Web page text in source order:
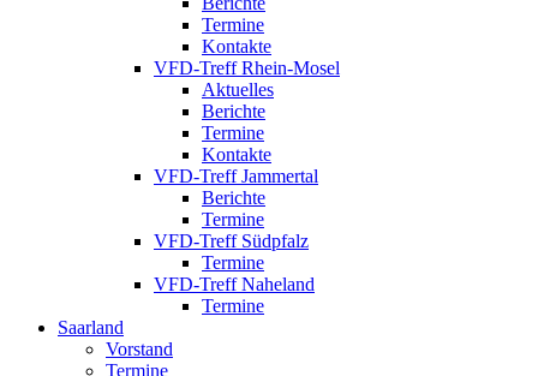
Termine
Kontakte
VFD-Treff Rhein-Mosel
Aktuelles
Berichte
Termine
Kontakte
VFD-Treff Jammertal
Berichte
Termine
VFD-Treff Südpfalz
Termine
VFD-Treff Naheland
Termine
Saarland
Vorstand
Termine